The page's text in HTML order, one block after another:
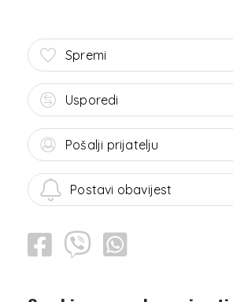
Spremi
Usporedi
Pošalji prijatelju
Postavi obavijest